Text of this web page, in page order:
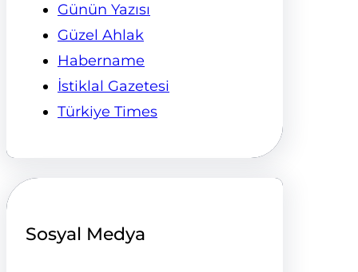
Günün Yazısı
Güzel Ahlak
Habername
İstiklal Gazetesi
Türkiye Times
Sosyal Medya